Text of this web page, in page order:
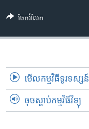
ចែករំលែក
មើល​កម្មវិធី​ទូរទស្សន៍
ចុចស្តាប់កម្មវិធីវិទ្យុ